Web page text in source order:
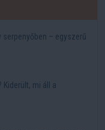
serpenyőben – egyszerű
Kiderült, mi áll a